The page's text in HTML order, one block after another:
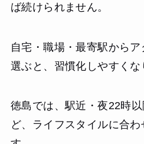
ば続けられません。
自宅・職場・最寄駅から
選ぶと、習慣化しやすくな
徳島では、駅近・夜22時
ど、ライフスタイルに合